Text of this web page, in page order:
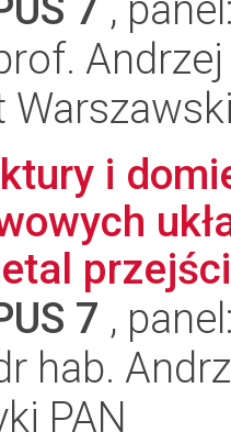
i
7 ,
hab.
PAN